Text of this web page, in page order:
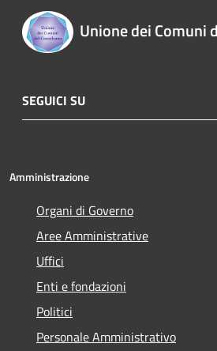
Unione dei Comuni
SEGUICI SU
Amministrazione
Organi di Governo
Aree Amministrative
Uffici
Enti e fondazioni
Politici
Personale Amministrativo